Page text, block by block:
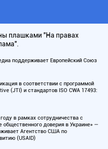
плашками "На правах
поддерживает Европейский Союз
в соответствии с программой
(JTI) и стандартов ISO CWA 17493:
в рамках сотрудничества с
общественного доверия в Украине» —
Агентство США по
(USAID)